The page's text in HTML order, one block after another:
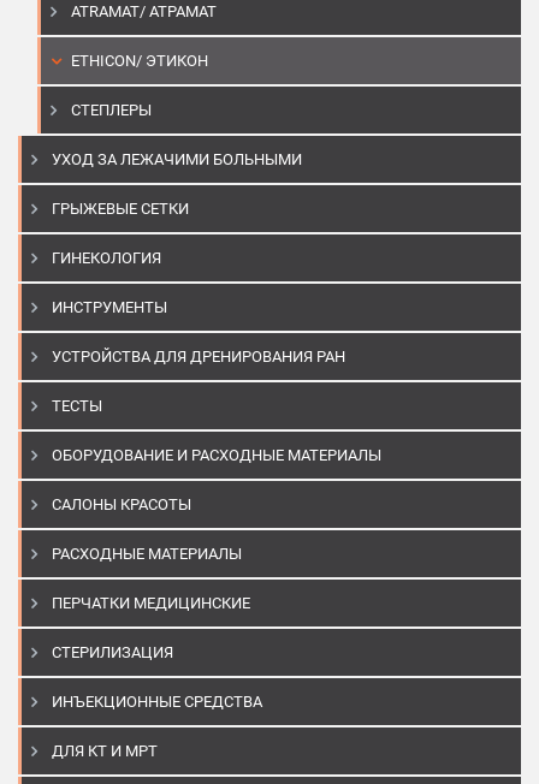
ATRAMAT/ АТРАМАТ
ETHICON/ ЭТИКОН
СТЕПЛЕРЫ
УХОД ЗА ЛЕЖАЧИМИ БОЛЬНЫМИ
ГРЫЖЕВЫЕ СЕТКИ
ГИНЕКОЛОГИЯ
ИНСТРУМЕНТЫ
УСТРОЙСТВА ДЛЯ ДРЕНИРОВАНИЯ РАН
ТЕСТЫ
ОБОРУДОВАНИЕ И РАСХОДНЫЕ МАТЕРИАЛЫ
САЛОНЫ КРАСОТЫ
РАСХОДНЫЕ МАТЕРИАЛЫ
ПЕРЧАТКИ МЕДИЦИНСКИЕ
СТЕРИЛИЗАЦИЯ
ИНЪЕКЦИОННЫЕ СРЕДСТВА
ДЛЯ КТ И МРТ